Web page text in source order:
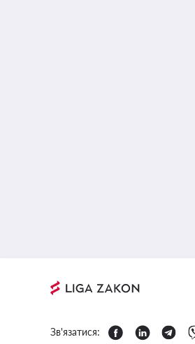
Зв'язатися: